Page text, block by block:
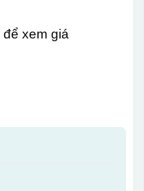
để xem giá